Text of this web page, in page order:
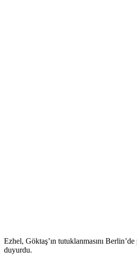
Ezhel, Göktaş’ın tutuklanmasını
duyurdu.